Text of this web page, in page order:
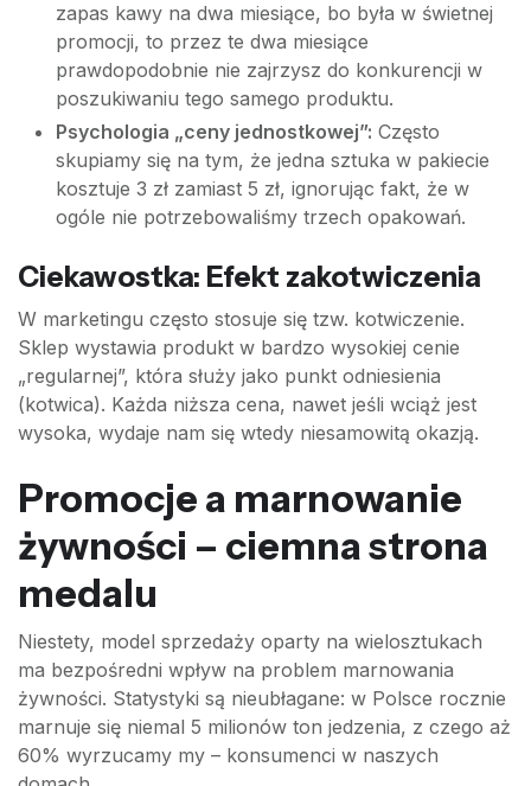
zapas kawy na dwa miesiące, bo była w świetnej
promocji, to przez te dwa miesiące
prawdopodobnie nie zajrzysz do konkurencji w
poszukiwaniu tego samego produktu.
Psychologia „ceny jednostkowej”: Często
skupiamy się na tym, że jedna sztuka w pakiecie
kosztuje 3 zł zamiast 5 zł, ignorując fakt, że w
ogóle nie potrzebowaliśmy trzech opakowań.
Ciekawostka: Efekt zakotwiczenia
W marketingu często stosuje się tzw. kotwiczenie.
Sklep wystawia produkt w bardzo wysokiej cenie
„regularnej”, która służy jako punkt odniesienia
(kotwica). Każda niższa cena, nawet jeśli wciąż jest
wysoka, wydaje nam się wtedy niesamowitą okazją.
Promocje a marnowanie
żywności – ciemna strona
medalu
Niestety, model sprzedaży oparty na wielosztukach
ma bezpośredni wpływ na problem marnowania
żywności. Statystyki są nieubłagane: w Polsce rocznie
marnuje się niemal 5 milionów ton jedzenia, z czego aż
60% wyrzucamy my – konsumenci w naszych